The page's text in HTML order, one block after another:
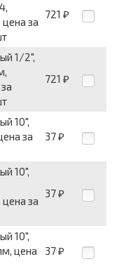
за
721 ₽
1/2",
721 ₽
10",
за
37 ₽
10",
за
37 ₽
10",
цена
37 ₽